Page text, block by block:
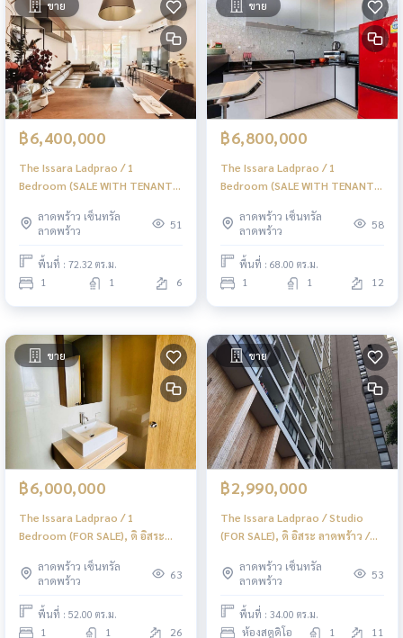
ขาย
฿6,400,000
The Issara Ladprao / 1
Bedroom (SALE WITH TENANT),
(ขายพร้อมผู้เช่า) JSMN405
ลาดพร้าว เซ็นทรัล
ลาดพร้าว
51
พื้นที่ : 72.32 ตร.ม.
1 1 6
ขาย
฿6,800,000
The Issara Ladprao / 1
Bedroom (SALE WITH TENANT),
(ขายพร้อมผู้เช่า) JSMN404
ลาดพร้าว เซ็นทรัล
ลาดพร้าว
58
พื้นที่ : 68.00 ตร.ม.
1 1 12
ขาย
฿6,000,000
The Issara Ladprao / 1
Bedroom (FOR SALE), ดิ อิสระ
JSMN403
ลาดพร้าว เซ็นทรัล
ลาดพร้าว
63
พื้นที่ : 52.00 ตร.ม.
1 1 26
ขาย
฿2,990,000
The Issara Ladprao / Studio
(FOR SALE), ดิ อิสระ ลาดพร้าว /
ลาดพร้าว เซ็นทรัล
ลาดพร้าว
53
พื้นที่ : 34.00 ตร.ม.
ห้องสตูดิโอ 1 11